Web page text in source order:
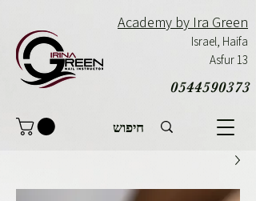
0544590373
Academy by Ira Green
Israel, Haifa
Asfur 13